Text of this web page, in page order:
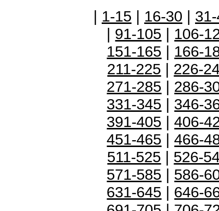
| 1-15 | 16-30 |
| 91-105 | 106-
151-165 | 166-
211-225 | 226-
271-285 | 286-
331-345 | 346-
391-405 |406-
451-465 |466-
511-525 | 526-
571-585 | 586-
631-645 | 646-